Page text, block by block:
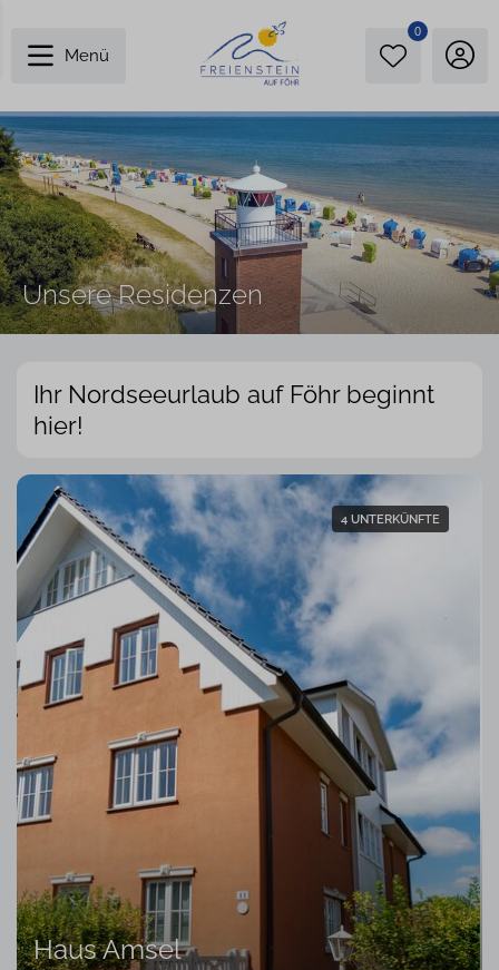
Menü
0
Unsere Residenzen
Ihr Nordseeurlaub auf Föhr beginnt
hier!
4 UNTERKÜNFTE
Haus Amsel